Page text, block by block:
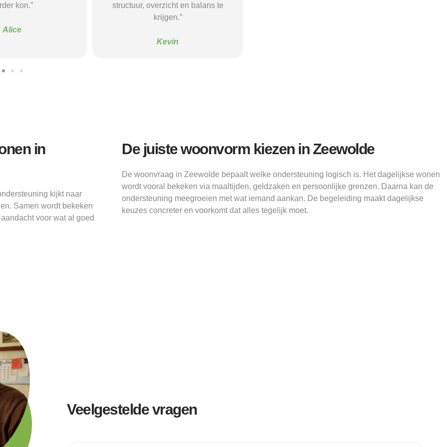
en balans te
begeleiding gaf die ik nodig had."
in
kijkt naar
Samen wordt bekeken
voor wat al goed
De juiste woonvorm kiezen in Zeewolde
De woonvraag in Zeewolde bepaalt welke ondersteuning logisch is. Het dagelijkse wonen
wordt vooral bekeken via maaltijden, geldzaken en persoonlijke grenzen. Daarna kan de
ondersteuning meegroeien met wat iemand aankan. De begeleiding maakt dagelijkse
keuzes concreter en voorkomt dat alles tegelijk moet.
Veelgestelde vragen